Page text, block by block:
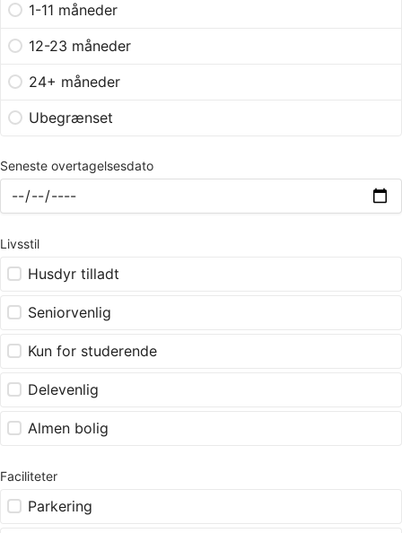
1-11 måneder
12-23 måneder
24+ måneder
Ubegrænset
Seneste overtagelsesdato
Livsstil
Husdyr tilladt
Seniorvenlig
Kun for studerende
Delevenlig
Almen bolig
Faciliteter
Parkering